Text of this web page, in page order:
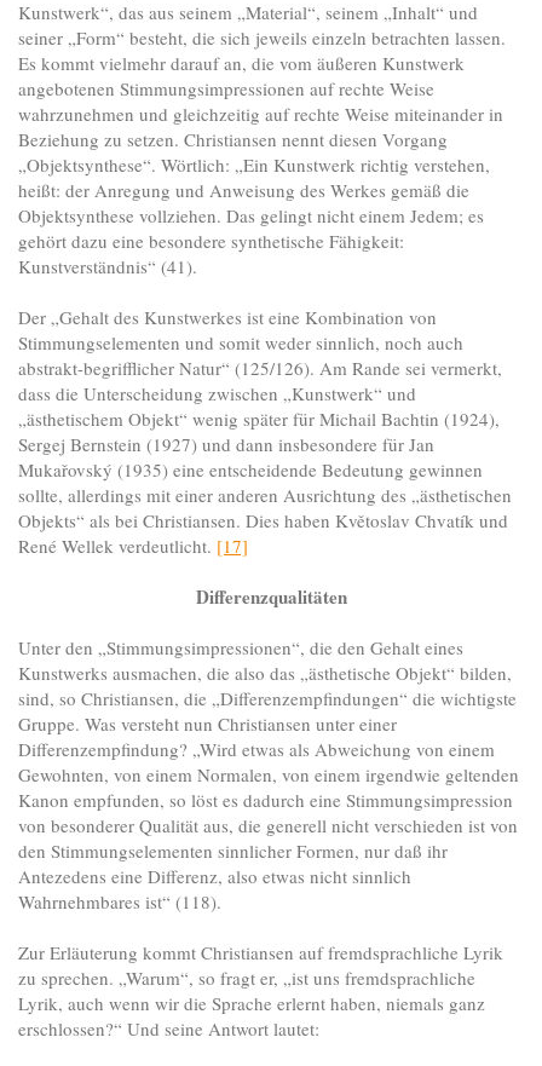
Kunstwerk“, das aus seinem „Material“, seinem „Inhalt“ und
seiner „Form“ besteht, die sich jeweils einzeln betrachten lassen.
Es kommt vielmehr darauf an, die vom äußeren Kunstwerk
angebotenen Stimmungsimpressionen auf rechte Weise
wahrzunehmen und gleichzeitig auf rechte Weise miteinander in
Beziehung zu setzen. Christiansen nennt diesen Vorgang
„Objektsynthese“. Wörtlich: „Ein Kunstwerk richtig verstehen,
heißt: der Anregung und Anweisung des Werkes gemäß die
Objektsynthese vollziehen. Das gelingt nicht einem Jedem; es
gehört dazu eine besondere synthetische Fähigkeit:
Kunstverständnis“ (41).
Der „Gehalt des Kunstwerkes ist eine Kombination von
Stimmungselementen und somit weder sinnlich, noch auch
abstrakt-begrifflicher Natur“ (125/126). Am Rande sei vermerkt,
dass die Unterscheidung zwischen „Kunstwerk“ und
„ästhetischem Objekt“ wenig später für Michail Bachtin (1924),
Sergej Bernstein (1927) und dann insbesondere für Jan
Mukařovský (1935) eine entscheidende Bedeutung gewinnen
sollte, allerdings mit einer anderen Ausrichtung des „ästhetischen
Objekts“ als bei Christiansen. Dies haben Květoslav Chvatík und
René Wellek verdeutlicht. [17]
Differenzqualitäten
Unter den „Stimmungsimpressionen“, die den Gehalt eines
Kunstwerks ausmachen, die also das „ästhetische Objekt“ bilden,
sind, so Christiansen, die „Differenzempfindungen“ die wichtigste
Gruppe. Was versteht nun Christiansen unter einer
Differenzempfindung? „Wird etwas als Abweichung von einem
Gewohnten, von einem Normalen, von einem irgendwie geltenden
Kanon empfunden, so löst es dadurch eine Stimmungsimpression
von besonderer Qualität aus, die generell nicht verschieden ist von
den Stimmungselementen sinnlicher Formen, nur daß ihr
Antezedens eine Differenz, also etwas nicht sinnlich
Wahrnehmbares ist“ (118).
Zur Erläuterung kommt Christiansen auf fremdsprachliche Lyrik
zu sprechen. „Warum“, so fragt er, „ist uns fremdsprachliche
Lyrik, auch wenn wir die Sprache erlernt haben, niemals ganz
erschlossen?“ Und seine Antwort lautet: